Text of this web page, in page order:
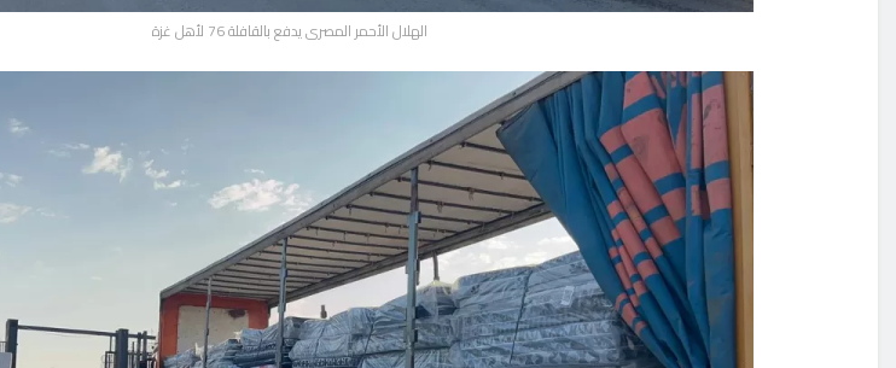
الهلال الأحمر المصرى يدفع بالقافلة 76 لأهل غزة